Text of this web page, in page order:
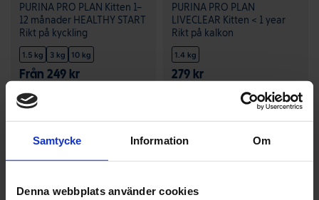
Samtycke Information Om
Denna webbplats använder cookies
PURINA PRO PLAN Kitten 1–
12 månader HEALTHY START
Rikt på kyckling
1.5 kg 3 kg 10 kg
Från 249 kr
PURINA PRO PLAN
LIVECLEAR Kitten < 1 year
Rikt på kalkon
1.4 kg
279 kr
Köp